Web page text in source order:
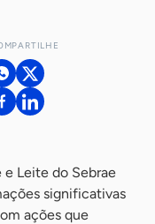
Leite do Sebrae
significativas
ações que